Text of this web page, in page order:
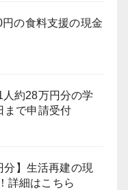
円の食料支援の現金
人約28万円分の学
まで申請受付
分】生活再建の現
詳細はこちら